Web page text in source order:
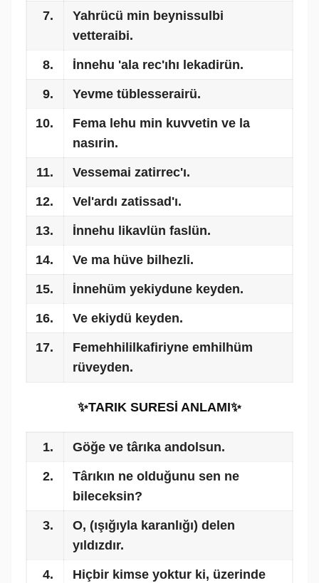
7.
Yahrücü min beynissulbi
vetteraibi.
8. İnnehu 'ala rec'ıhı lekadirün.
9. Yevme tüblesserairü.
10.
Fema lehu min kuvvetin ve la
nasırin.
11. Vessemai zatirrec'ı.
12. Vel'ardı zatissad'ı.
13. İnnehu likavlün faslün.
14. Ve ma hüve bilhezli.
15. İnnehüm yekiydune keyden.
16. Ve ekiydü keyden.
17.
Femehhililkafiriyne emhilhüm
rüveyden.
✨TARIK SURESİ ANLAMI✨
1. Göğe ve târıka andolsun.
2.
Târıkın ne olduğunu sen ne
bileceksin?
3.
O, (ışığıyla karanlığı) delen
yıldızdır.
4.
Hiçbir kimse yoktur ki, üzerinde